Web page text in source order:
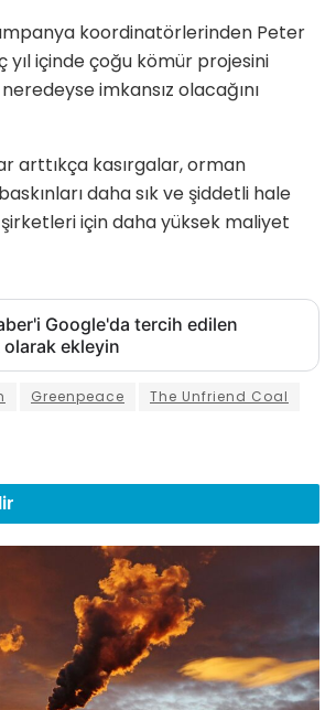
koordinatörlerinden Peter
yıl içinde çoğu kömür projesini
imkansız olacağını
arttıkça kasırgalar, orman
daha sık ve şiddetli hale
için daha yüksek maliyet
Google'da tercih edilen
ekleyin
Greenpeace
The Unfriend Coal